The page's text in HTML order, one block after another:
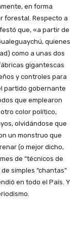
en forma
forestal. Respecto a
que, «a partir de
quienes
como a unas dos
gigantescas
y controles para
partido gobernante
que emplearon
color político,
olvidándose que
un monstruo que
(o mejor dicho,
de “técnicos de
simples “chantas”
en todo el País. Y